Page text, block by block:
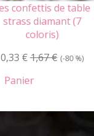
confettis de table
strass diamant (7
coloris)
0,33 € 1,67 € (-80 %)
Panier